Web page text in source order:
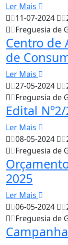
Ler Mais
11-07-2024
Freguesia de
Centro de
de
Ler Mais
27-05-2024
Freguesia de
Edital
Ler Mais
08-05-2024
Freguesia de
2025
Ler Mais
06-05-2024
Freguesia de